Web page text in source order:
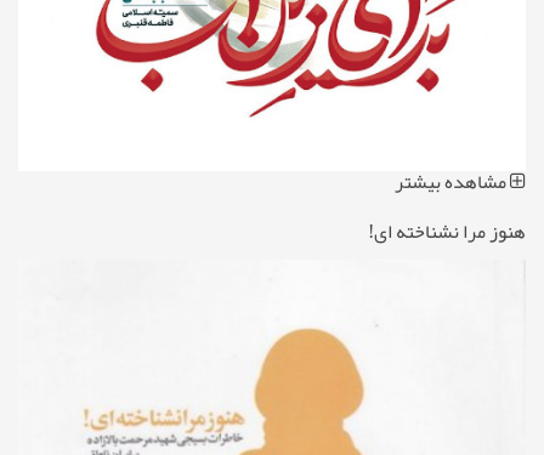
مشاهده بیشتر
هنوز مرا نشناخته ای!